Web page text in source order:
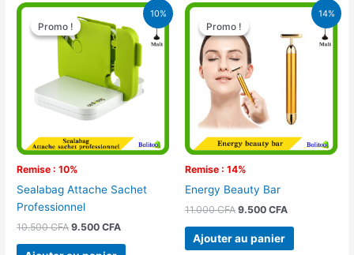
10%
Promo !
Remise : 10%
Promo !
Sealabag Attache Sachet
Professionnel
10.500CFA
Le
prix
initial
était :
9.500CFA
Le
actuel
est :
9.500 CFA.
14%
Promo !
Remise : 14%
Promo !
Energy Beauty Bar
11.000CFA
Le
initial
était :
11.000 CFA.
9.500 CFA
Le
actuel
est :
Ajouter au panier